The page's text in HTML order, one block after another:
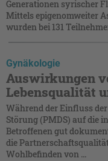
Generationen syrischer
Mittels epigenomweiter
wurden bei 131
Gynäkologie
Auswirkungen
Lebensqualität
Während der Einfluss
Störung (PMDS) auf die
Betroffenen gut
die
Wohlbefinden von ...